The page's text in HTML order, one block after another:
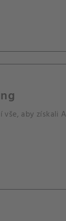
vše, aby získali